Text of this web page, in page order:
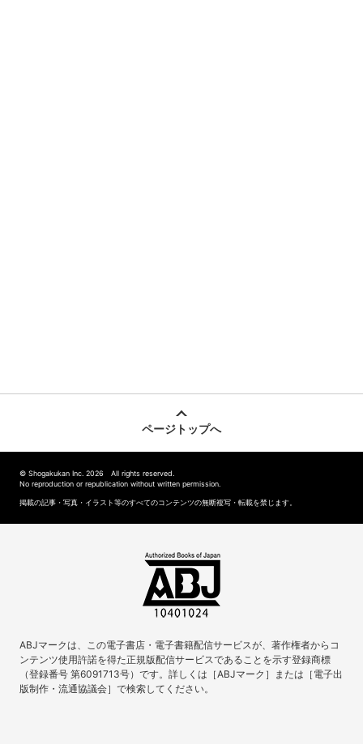
ページトップへ
© Shogakukan Inc. 2026 All rights reserved.
No reproduction or republication without written permission.
掲載の記事・写真・イラスト等のすべてのコンテンツの無断複写・転載を禁じます。
ABJマークは、この電子書店・電子書籍配信サービスが、著作権者からコ
ンテンツ使用許諾を得た正規版配信サービスであることを示す登録商標
（登録番号 第6091713号）です。詳しくは［ABJマーク］または［電子出
版制作・流通協議会］で検索してください。